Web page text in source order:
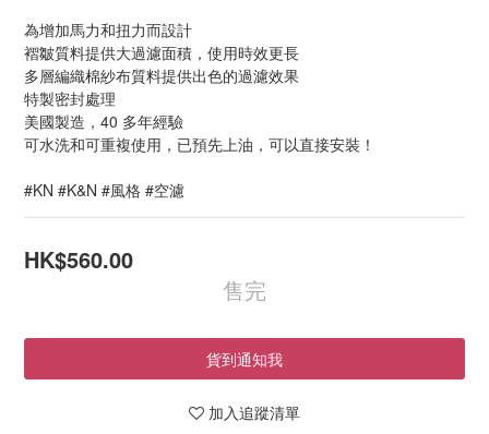
為增加馬力和扭力而設計
褶皺質料提供大過濾面積，使用時效更長
多層編織棉紗布質料提供出色的過濾效果
特製密封處理
美國製造，40 多年經驗
可水洗和可重複使用，已預先上油，可以直接安裝！
#KN #K&N #風格 #空濾
HK$560.00
售完
貨到通知我
加入追蹤清單